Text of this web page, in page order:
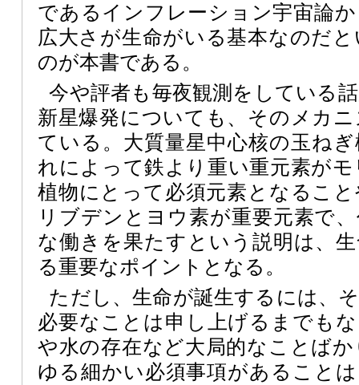
であるインフレーション宇宙論
広大さが生命がいる基本なのだ
のが本書である。
今や評者も毎夜観測をしている
新星爆発についても、そのメカ
ている。大質量星中心核の玉ね
れによって鉄より重い重元素が
植物にとって必須元素となるこ
リブデンとヨウ素が重要元素で
な働きを果たすという説明は、
る重要なポイントとなる。
ただし、生命が誕生するには、
必要なことは申し上げるまでも
や水の存在など大局的なことば
ゆる細かい必須事項があること